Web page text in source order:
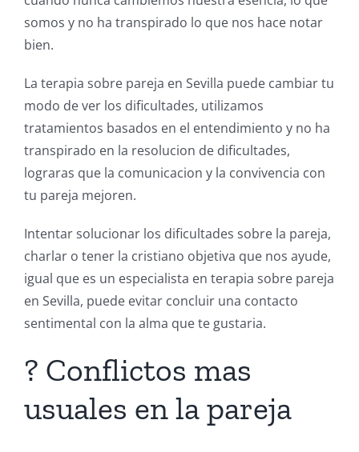
somos y no ha transpirado lo que nos hace notar
bien.
La terapia sobre pareja en Sevilla puede cambiar tu
modo de ver los dificultades, utilizamos
tratamientos basados en el entendimiento y no ha
transpirado en la resolucion de dificultades,
lograras que la comunicacion y la convivencia con
tu pareja mejoren.
Intentar solucionar los dificultades sobre la pareja,
charlar o tener la cristiano objetiva que nos ayude,
igual que es un especialista en terapia sobre pareja
en Sevilla, puede evitar concluir una contacto
sentimental con la alma que te gustaria.
? Conflictos mas
usuales en la pareja